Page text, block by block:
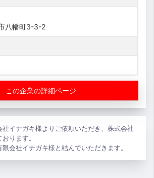
八幡町3-3-2
この企業の詳細ページ
社イナガキ様よりご依頼いただき、株式会社
ります。
会社イナガキ様と結んでいただきます。